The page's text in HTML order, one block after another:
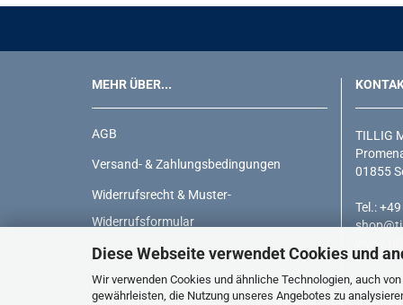
Diese Webseite verwendet Cookies und
Wir verwenden Cookies und ähnliche Technologien, auch
gewährleisten, die Nutzung unseres Angebotes zu
MEHR ÜBER...
AGB
Versand- & Zahlungsbedingungen
Widerrufsrecht & Muster-
Widerrufsformular
Privatsphäre und Datenschutz
Impressum
TILLIG
01855
Tel.: